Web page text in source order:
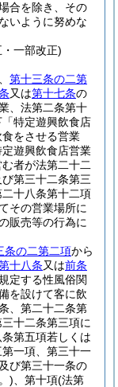
合を除き、その
いように努めな
一部改正)
第十三条の二第
又は第十七条の
、法第二条第十
特定遊興飲食店
をさせる営業
遊興飲食店営業
む者が法第二十二
第三十二条第三
二十八条第十二項
その営業場所に
販売等の行為に
条の二第二項から
十八条又は前条
定する性風俗関
を設けて客に飲
、第二十二条第
十二条第三項に
条第五項若しくは
一項、第三十一
び第三十一条の
) 、第十項(法第